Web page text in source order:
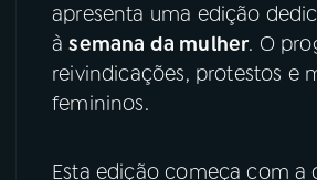
ACOMPANHE A RÁDIO MEC
YouTube
apresenta uma edição
àsemana da mulher. O
reivindicações, protestos e
femininos.
Esta edição começa com a